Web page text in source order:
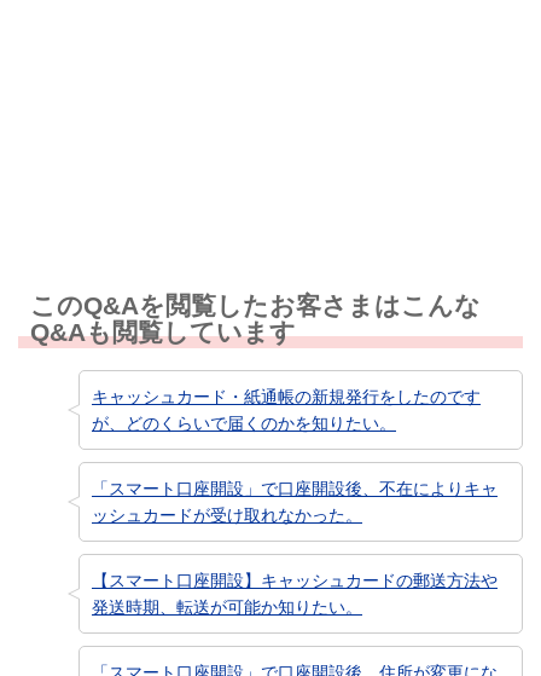
このQ&Aを閲覧したお客さまはこんな
Q&Aも閲覧しています
キャッシュカード・紙通帳の新規発行をしたのです
が、どのくらいで届くのかを知りたい。
「スマート口座開設」で口座開設後、不在によりキャ
ッシュカードが受け取れなかった。
【スマート口座開設】キャッシュカードの郵送方法や
発送時期、転送が可能か知りたい。